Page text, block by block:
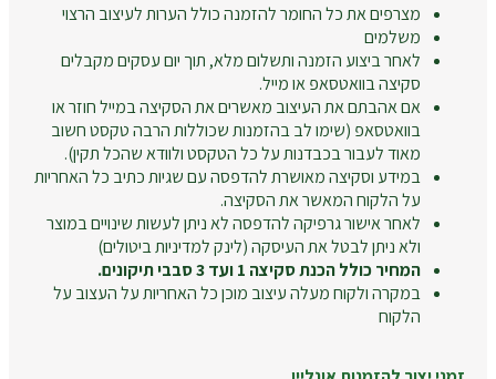
מצרפים את כל החומר להזמנה כולל הערות לעיצוב הרצוי
משלמים
לאחר ביצוע הזמנה ותשלום מלא, תוך יום עסקים מקבלים
סקיצה בוואטסאפ או מייל.
אם אהבתם את העיצוב מאשרים את הסקיצה במייל חוזר או
בוואטסאפ (שימו לב בהזמנות שכוללות הרבה טקסט חשוב
מאוד לעבור בכבדנות על כל הטקסט ולוודא שהכל תקין).
במידע וסקיצה מאושרת להדפסה עם שגיות כתיב כל האחריות
על הלקוח המאשר את הסקיצה.
לאחר אישור גרפיקה להדפסה לא ניתן לעשות שינויים במוצר
ולא ניתן לבטל את העיסקה (לינק למדיניות ביטולים)
המחיר כולל הכנת סקיצה 1 ועד 3 סבבי תיקונים.
במקרה ולקוח מעלה עיצוב מוכן כל האחריות על העצוב על
הלקוח